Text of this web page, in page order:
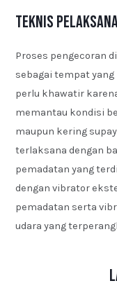
Teknis
Proses pengecoran
sebagai tempat
perlu khawatir
memantau kondisi
maupun kering
terlaksana dengan
pemadatan yang
dengan vibrator
pemadatan serta
udara yang